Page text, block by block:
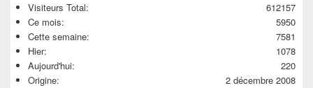
612157
Visiteurs Total:
5950
Ce mois:
7581
Cette semaine:
1078
Hier:
220
Aujourd'hui:
2 décembre 2008
Origine: